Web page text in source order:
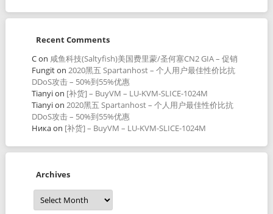
Recent Comments
Con 咸鱼科技(Saltyfish)美国费里蒙/圣何塞CN2 GIA – 促销
Fungiton 2020黑五 Spartanhost – 个人用户最佳性价比抗
DDoS攻击 – 50%到55%优惠
Tianyion [补货] – BuyVM – LU-KVM-SLICE-1024M
Tianyion 2020黑五 Spartanhost – 个人用户最佳性价比抗
DDoS攻击 – 50%到55%优惠
Никаon [补货] – BuyVM – LU-KVM-SLICE-1024M
Archives
Archives